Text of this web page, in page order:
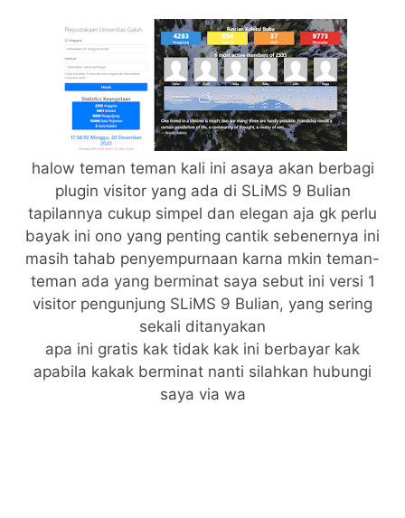
halow teman teman kali ini asaya akan berbagi
plugin visitor yang ada di SLiMS 9 Bulian
tapilannya cukup simpel dan elegan aja gk perlu
bayak ini ono yang penting cantik sebenernya ini
masih tahab penyempurnaan karna mkin teman-
teman ada yang berminat saya sebut ini versi 1
visitor pengunjung SLiMS 9 Bulian, yang sering
sekali ditanyakan
apa ini gratis kak tidak kak ini berbayar kak
apabila kakak berminat nanti silahkan hubungi
saya via wa